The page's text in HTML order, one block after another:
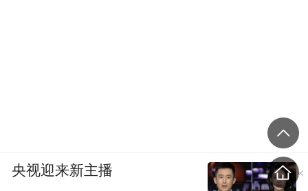
央视迎来新主播